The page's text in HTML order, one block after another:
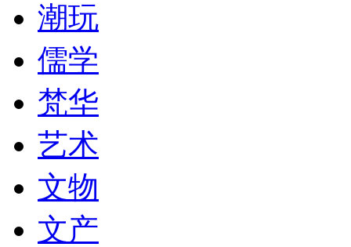
潮玩
儒学
梵华
艺术
文物
文产